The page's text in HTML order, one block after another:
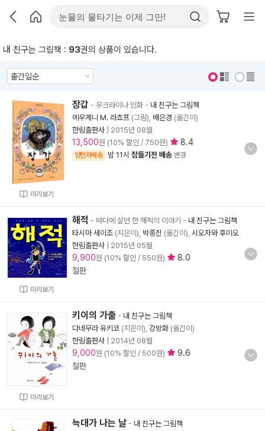
내 친구는 그림책 : 93권의 상품이 있습니다.
미리보기
장갑 - 우크라이나 민화 - 내 친구는 그림책
에우게니 M. 라쵸프 (그림), 배은경 (옮긴이)
한림출판사
2015년 08월
13,500원 (10% 할인 / 750원) 8.4
양탄자배송 밤 11시 잠들기전 배송 변경
미리보기
해적 - 바다에 살던 한 해적의 이야기 - 내 친구는 그림책
타시마 세이조 (지은이), 박종진 (옮긴이), 시오자와 후미오
한림출판사
2015년 05월
9,900원 (10% 할인 / 550원)
8.0
절판
미리보기
키이의 가출 - 내 친구는 그림책
다네무라 유키코 (지은이), 강방화 (옮긴이)
한림출판사
2014년 08월
9,000원 (10% 할인 / 500원)
9.6
절판
늑대가 나는 날 - 내 친구는 그림책